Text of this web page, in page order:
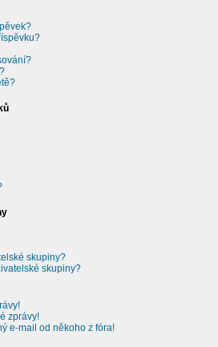
skupiny?
skupiny?
zprávy!
e-mail od někoho z fóra!